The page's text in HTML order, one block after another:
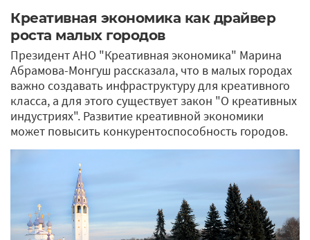
Креативная экономика как драйвер
роста малых городов
Президент АНО "Креативная экономика" Марина
Абрамова-Монгуш рассказала, что в малых городах
важно создавать инфраструктуру для креативного
класса, а для этого существует закон "О креативных
индустриях". Развитие креативной экономики
может повысить конкурентоспособность городов.